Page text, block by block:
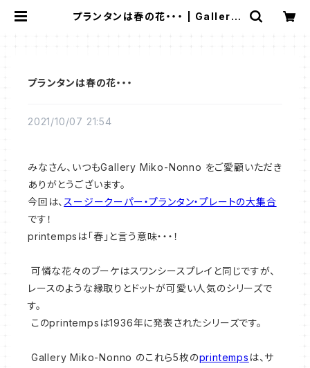
プランタンは春の花・・・ | Gallery
プランタンは春の花・・・
2021/10/07 21:54
みなさん、いつもGallery Miko-Nonno をご愛顧いただき
ありがとうございます。
今回は、 スージークーパー・プランタン・プレートの大集合
です！
printempsは「春」と言う意味・・・！
可憐な花々のブーケはスワンシースプレイと同じですが、
レースのような縁取りとドットが可愛い人気のシリーズで
す。
このprintempsは1936年に発表されたシリーズです。
Gallery Miko-Nonno のこれら5枚のprintemps は、サ